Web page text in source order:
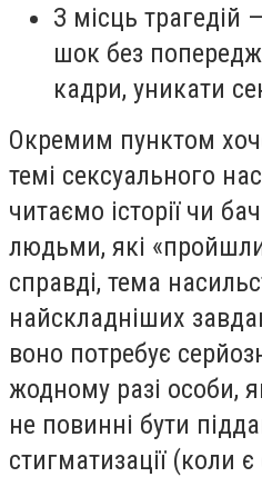
З місць трагедій
шок без
кадри, уникати
Окремим пунктом
темі сексуального
читаємо історії чи
людьми, які «пройшли
справді, тема
найскладніших
воно потребує
жодному разі особи,
не повинні бути
стигматизації (коли